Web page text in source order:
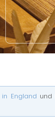
England und